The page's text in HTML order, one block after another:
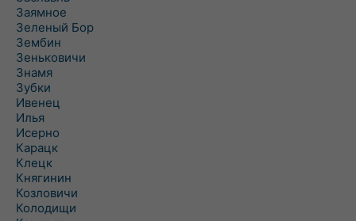
Заямное
Зеленый Бор
Зембин
Зеньковичи
Знамя
Зубки
Ивенец
Илья
Исерно
Карацк
Клецк
Княгинин
Козловичи
Колодищи